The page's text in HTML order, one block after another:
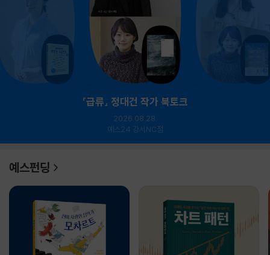
『급류』 정대건 작가 북토크
2026.08.28.
예스24 강서NC점
예스펀딩